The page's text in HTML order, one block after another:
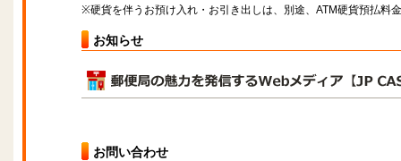
※硬貨を伴うお預け入れ・お引き出しは、別途、ATM硬貨預払料
お知らせ
お問い合わせ